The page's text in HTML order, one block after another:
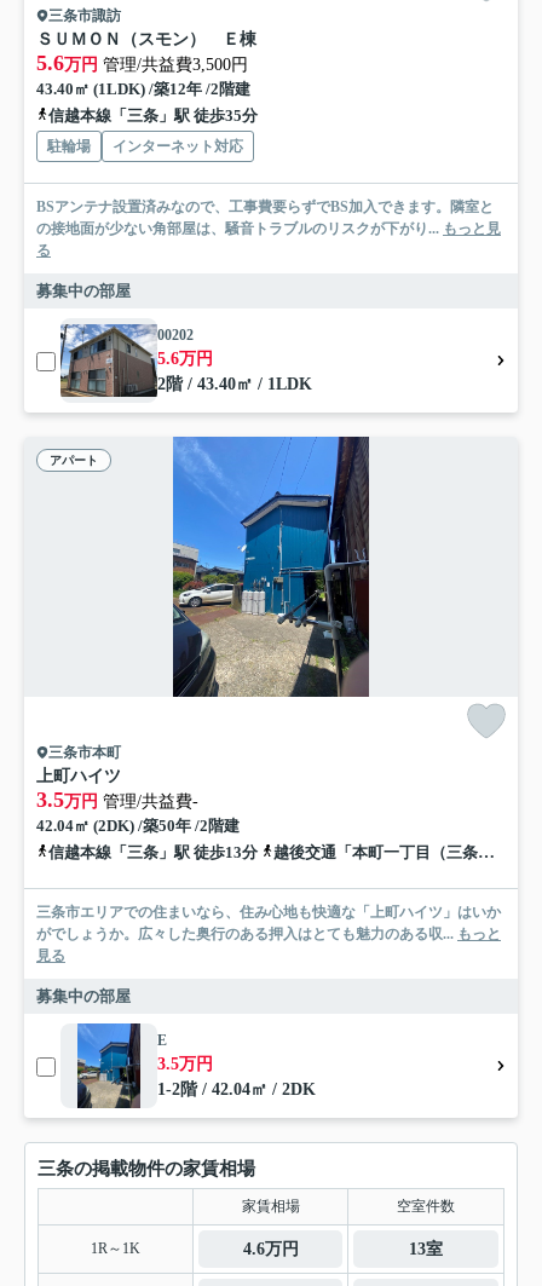
三条市諏訪
ＳＵＭＯＮ（スモン） Ｅ棟
5.6万円 管理/共益費3,500円
43.40㎡ (1LDK) /築12年 /2階建
信越本線「三条」駅 徒歩35分
駐輪場 インターネット対応
BSアンテナ設置済みなので、工事費要らずでBS加入できます。隣室と
の接地面が少ない角部屋は、騒音トラブルのリスクが下がり... もっと見
る
募集中の部屋
00202
5.6万円
2階 / 43.40㎡ / 1LDK
アパート
三条市本町
上町ハイツ
3.5万円 管理/共益費-
42.04㎡ (2DK) /築50年 /2階建
信越本線「三条」駅 徒歩13分
越後交通「本町一丁目（三条市）」バス停下車 徒歩1分
三条市エリアでの住まいなら、住み心地も快適な「上町ハイツ」はいか
がでしょうか。広々した奥行のある押入はとても魅力のある収... もっと
見る
募集中の部屋
E
3.5万円
1-2階 / 42.04㎡ / 2DK
三条の掲載物件の家賃相場
家賃相場 空室件数
1R～1K 4.6万円 13室